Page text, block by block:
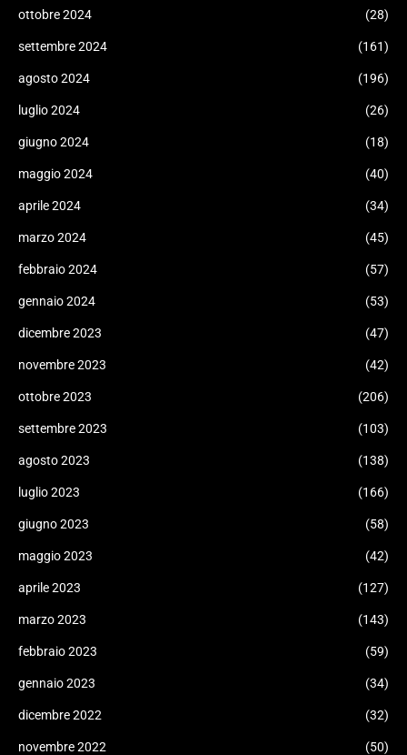
ottobre 2024 (28)
settembre 2024 (161)
agosto 2024 (196)
luglio 2024 (26)
giugno 2024 (18)
maggio 2024 (40)
aprile 2024 (34)
marzo 2024 (45)
febbraio 2024 (57)
gennaio 2024 (53)
dicembre 2023 (47)
novembre 2023 (42)
ottobre 2023 (206)
settembre 2023 (103)
agosto 2023 (138)
luglio 2023 (166)
giugno 2023 (58)
maggio 2023 (42)
aprile 2023 (127)
marzo 2023 (143)
febbraio 2023 (59)
gennaio 2023 (34)
dicembre 2022 (32)
novembre 2022 (50)